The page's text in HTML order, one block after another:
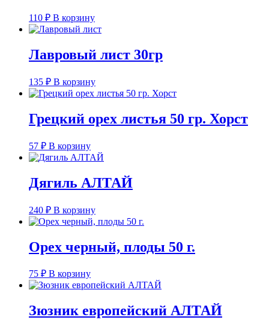
110 ₽ В корзину
Лавровый лист 30гр
135 ₽ В корзину
Грецкий орех листья 50 гр. Хорст
57 ₽ В корзину
Дягиль АЛТАЙ
240 ₽ В корзину
Орех черный, плоды 50 г.
75 ₽ В корзину
Зюзник европейский АЛТАЙ